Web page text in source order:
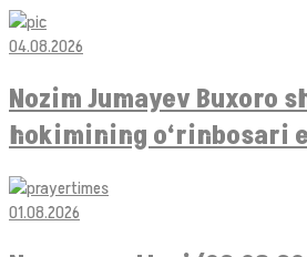
04.08.2026
Nozim Jumayev Buxoro
hokimining o‘rinbosari
01.08.2026